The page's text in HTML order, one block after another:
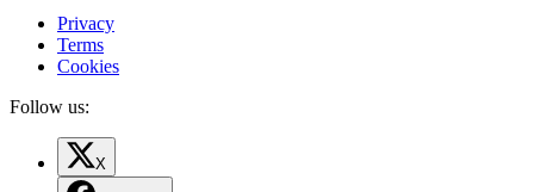
Privacy
Terms
Cookies
Follow us:
X